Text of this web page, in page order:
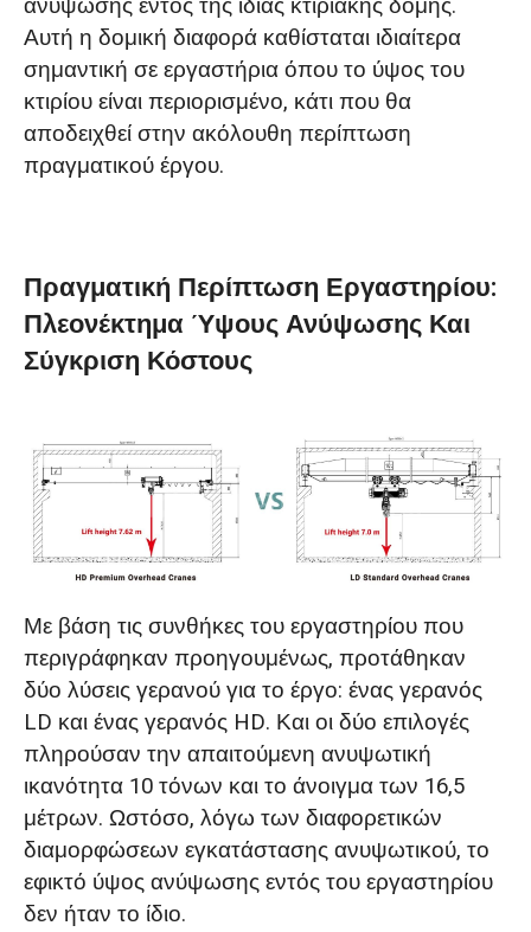
Αυτή η δομική διαφορά καθίσταται ιδιαίτερα
σημαντική σε εργαστήρια όπου το ύψος του
κτιρίου είναι περιορισμένο, κάτι που θα
αποδειχθεί στην ακόλουθη περίπτωση
πραγματικού έργου.
Πραγματική Περίπτωση Εργαστηρίου:
Πλεονέκτημα Ύψους Ανύψωσης Και
Σύγκριση Κόστους
Με βάση τις συνθήκες του εργαστηρίου που
περιγράφηκαν προηγουμένως, προτάθηκαν
δύο λύσεις γερανού για το έργο: ένας γερανός
LD και ένας γερανός HD. Και οι δύο επιλογές
πληρούσαν την απαιτούμενη ανυψωτική
ικανότητα 10 τόνων και το άνοιγμα των 16,5
μέτρων. Ωστόσο, λόγω των διαφορετικών
διαμορφώσεων εγκατάστασης ανυψωτικού, το
εφικτό ύψος ανύψωσης εντός του εργαστηρίου
δεν ήταν το ίδιο.